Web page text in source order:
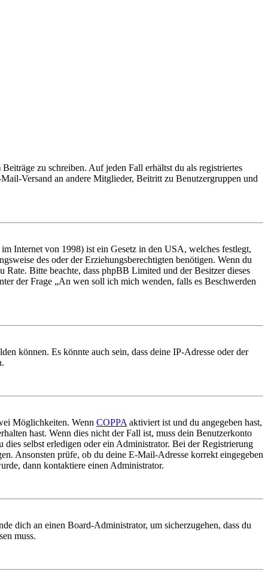
zu schreiben. Auf jeden Fall erhältst du als registriertes
Versand an andere Mitglieder, Beitritt zu Benutzergruppen und
Internet von 1998) ist ein Gesetz in den USA, welches festlegt,
des oder der Erziehungsberechtigten benötigen. Wenn du
Bitte beachte, dass phpBB Limited und der Besitzer dieses
der Frage „An wen soll ich mich wenden, falls es Beschwerden
können. Es könnte auch sein, dass deine IP-Adresse oder der
Möglichkeiten. Wenn COPPA aktiviert ist und du angegeben hast,
hast. Wenn dies nicht der Fall ist, muss dein Benutzerkonto
selbst erledigen oder ein Administrator. Bei der Registrierung
Ansonsten prüfe, ob du deine E-Mail-Adresse korrekt eingegeben
dann kontaktiere einen Administrator.
dich an einen Board-Administrator, um sicherzugehen, dass du
muss.